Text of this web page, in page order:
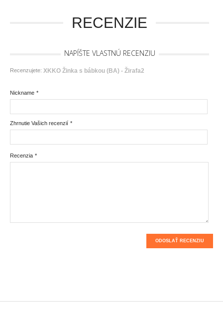
RECENZIE
NAPÍŠTE VLASTNÚ RECENZIU
Recenzujete: XKKO Žinka s bábkou (BA) - Žirafa2
*
Nickname
*
Zhrnutie Vašich recenzií
*
Recenzia
ODOSLAŤ RECENZIU